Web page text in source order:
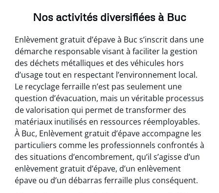
Nos activités diversifiées à Buc
Enlèvement gratuit d’épave à Buc s’inscrit dans une
démarche responsable visant à faciliter la gestion
des déchets métalliques et des véhicules hors
d’usage tout en respectant l’environnement local.
Le recyclage ferraille n’est pas seulement une
question d’évacuation, mais un véritable processus
de valorisation qui permet de transformer des
matériaux inutilisés en ressources réemployables.
À Buc, Enlèvement gratuit d’épave accompagne les
particuliers comme les professionnels confrontés à
des situations d’encombrement, qu’il s’agisse d’un
enlèvement gratuit d’épave, d’un enlèvement
épave ou d’un débarras ferraille plus conséquent.